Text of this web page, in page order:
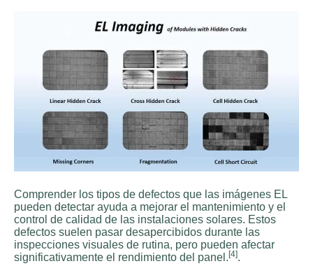
Comprender los tipos de defectos que las imágenes EL
pueden detectar ayuda a mejorar el mantenimiento y el
control de calidad de las instalaciones solares. Estos
defectos suelen pasar desapercibidos durante las
inspecciones visuales de rutina, pero pueden afectar
significativamente el rendimiento del panel. [4].